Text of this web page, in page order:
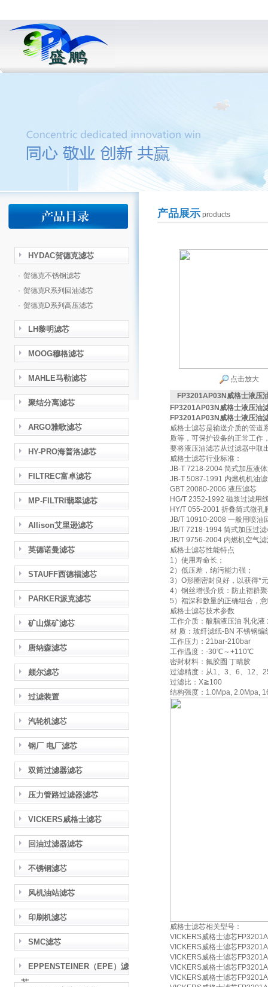
HYDAC贺德克滤芯
· 贺德克不锈钢滤芯
· 贺德克R系列回油滤芯
· 贺德克D系列高压滤芯
LH黎明滤芯
MOOG穆格滤芯
MAHLE马勒滤芯
聚结分离滤芯
ARGO雅歌滤芯
HY-PRO海普洛滤芯
FILTREC富卓滤芯
MP-FILTRI翡翠滤芯
Allison艾里逊滤芯
英德诺曼滤芯
STAUFF西德福滤芯
PARKER派克滤芯
矿山煤矿滤芯
唐纳森滤芯
颇尔滤芯
过滤装置
汽轮机滤芯
钢厂 电厂滤芯
双筒过滤器滤芯
压力管路过滤器滤芯
VICKERS威格士滤芯
回油过滤器滤芯
不锈钢滤芯
风机油站滤芯
印刷机滤芯
SMC滤芯
EPPENSTEINER（EPE）滤
芯
产品展示products
点击放大
FP3201AP03N威格士液压
FP3201AP03N威格士液压油
FP3201AP03N威格士液压油
威格士滤芯是输送介质的管道
质等，可保护设备的正常工作
要将液压油滤芯从过滤器中取
威格士滤芯行业标准：
JB-T 7218-2004 筒式加压液
JB-T 5087-1991 内燃机机油
GBT 20080-2006 液压滤芯
HG/T 2352-1992 磁浆过滤用
HY/T 055-2001 折叠筒式微孔
JB/T 10910-2008 一般用喷油
JB/T 7218-1994 筒式加压过
JB/T 9756-2004 内燃机空气
威格士滤芯性能特点
1）使用寿命长；
2）低压差，纳污能力强；
3）O形圈密封良好，以获得*
4）钢丝增强介质：防止褶群
5）褶深和数量的正确组合，
威格士滤芯技术参数
工作介质：酸脂液压油 乳化液
材 质：玻纤滤纸-BN 不锈钢
工作压力：21bar-210bar
工作温度：-30℃～+110℃
密封材料：氟胶圈 丁晴胶
过滤精度：从1、3、6、12
过滤比：X≧100
结构强度：1.0Mpa, 2.0Mpa,
威格士滤芯相关型号：
VICKERS威格士滤芯
VICKERS威格士滤芯
VICKERS威格士滤芯
VICKERS威格士滤芯
VICKERS威格士滤芯